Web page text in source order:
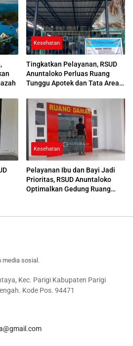
Kesehatan
Tingkatkan Pelayanan, RSUD
Anuntaloko Perluas Ruang
Tunggu Apotek dan Tata Area
Kesehatan
Pelayanan Ibu dan Bayi Jadi
Prioritas, RSUD Anuntaloko
Optimalkan Gedung Ruang
media sosial.
Kec. Parigi Kabupaten Parigi
Kode Pos. 94471